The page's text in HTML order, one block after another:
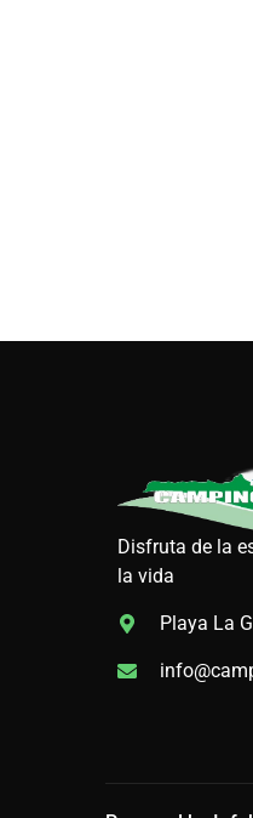
Disfruta de la
la vida
Playa La